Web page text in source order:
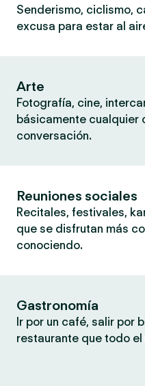
Senderismo, ciclismo,
excusa para estar al
Arte
Fotografía, cine,
básicamente cualquier
conversación.
Reuniones sociales
Recitales, festivales,
que se disfrutan más
conociendo.
Gastronomía
Ir por un café, salir por
restaurante que todo